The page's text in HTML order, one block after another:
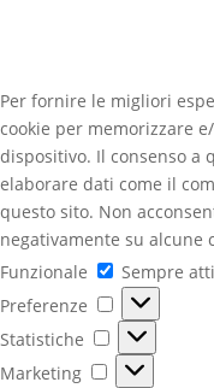
Per fornire le migliori
cookie per memorizzare
dispositivo. Il consenso a
elaborare dati come il
questo sito. Non
negativamente su alcune
Funzionale
Funzionale
Sempre
Preferenze
Preferenze
Statistiche
Statistiche
Marketing
Marketing